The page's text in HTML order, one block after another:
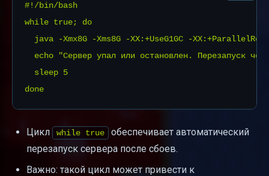
#!/bin/bash
while true; do
java -Xmx8G -Xms8G -XX:+UseG1GC -
echo "Сервер упал или остановлен. Перезапуск
  sleep 5
Цикл while true
обеспечивает автоматический
перезапуск сервера после сбоев.
Важно: такой цикл может привести к